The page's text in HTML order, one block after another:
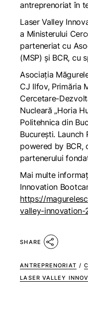
antreprenoriat în
Laser Valley
a Ministerului
parteneriat cu
(MSP) și BCR, cu
Asociația
CJ Ilfov, Primăria
Cercetare-
Nucleară „Horia
Politehnica din
București. Launch
powered by BCR,
partenerului
Mai multe
Innovation
https://
valley-innovation-
SHARE
ANTREPRENORIAT /
LASER VALLEY